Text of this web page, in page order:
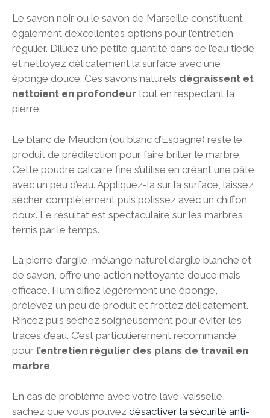
Le savon noir ou le savon de Marseille constituent
également d’excellentes options pour l’entretien
régulier. Diluez une petite quantité dans de l’eau tiède
et nettoyez délicatement la surface avec une
éponge douce. Ces savons naturels dégraissent et
nettoient en profondeur tout en respectant la
pierre.
Le blanc de Meudon (ou blanc d’Espagne) reste le
produit de prédilection pour faire briller le marbre.
Cette poudre calcaire fine s’utilise en créant une pâte
avec un peu d’eau. Appliquez-la sur la surface, laissez
sécher complètement puis polissez avec un chiffon
doux. Le résultat est spectaculaire sur les marbres
ternis par le temps.
La pierre d’argile, mélange naturel d’argile blanche et
de savon, offre une action nettoyante douce mais
efficace. Humidifiez légèrement une éponge,
prélevez un peu de produit et frottez délicatement.
Rincez puis séchez soigneusement pour éviter les
traces d’eau. C’est particulièrement recommandé
pour l’entretien régulier des plans de travail en
marbre.
En cas de problème avec votre lave-vaisselle,
sachez que vous pouvez désactiver la sécurité anti-